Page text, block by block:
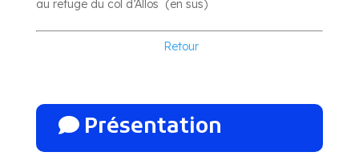
au refuge du col d’Allos (en sus)
Retour
Présentation